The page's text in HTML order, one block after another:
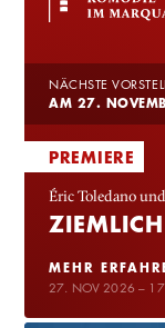
NÄCHSTE
AM 27.
PREMIERE
Éric Toledano
MEHR
27. NOV 2026 –